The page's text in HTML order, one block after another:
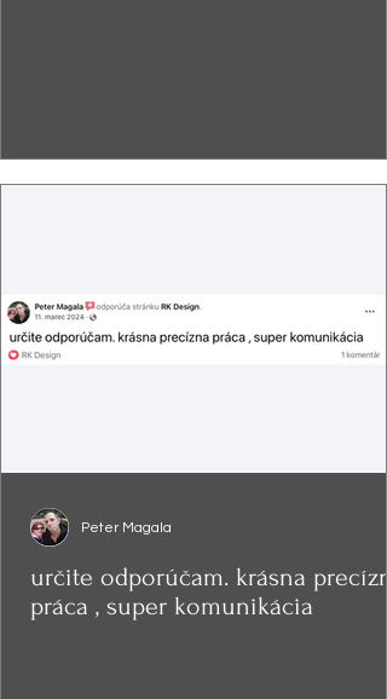
určite odporúčam. krásna
práca , super komunikácia
Peter Magala